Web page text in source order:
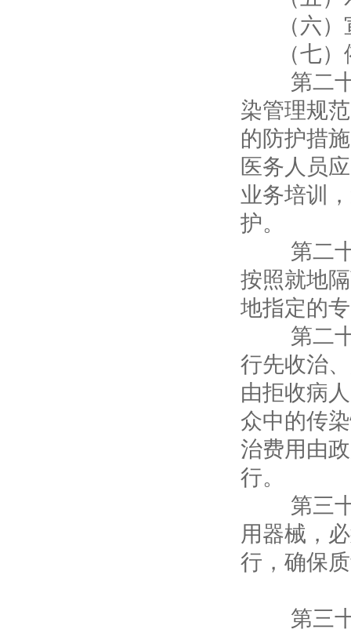
（六）
（七）
第二十
染管理规
的防护措
医务人员
业务培训
护。
第二十
按照就地
地指定的
第二十
行先收治
由拒收病
众中的传
治费用由
行。
第三十
用器械，
行，确保
第三十